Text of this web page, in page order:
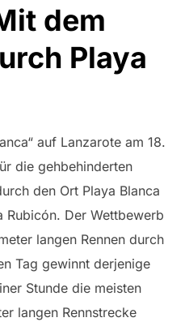
dem
Playa
auf Lanzarote am 18.
die gehbehinderten
den Ort Playa Blanca
Rubicón. Der Wettbewerb
langen Rennen durch
Tag gewinnt derjenige
Stunde die meisten
langen Rennstrecke